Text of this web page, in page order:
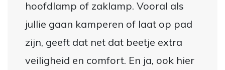
hoofdlamp of zaklamp. Vooral als
jullie gaan kamperen of laat op pad
zijn, geeft dat net dat beetje extra
veiligheid en comfort. En ja, ook hier